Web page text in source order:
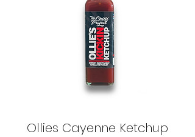
Ollies Cayenne Ketchup